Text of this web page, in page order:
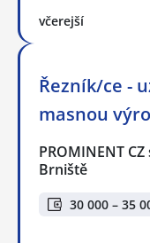
včerejší
Řezník/ce -
masnou
PROMINENT CZ
Brniště
30 000 – 35